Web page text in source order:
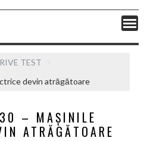
TEST
devin atrăgătoare
– MAȘINILE
ATRĂGĂTOARE